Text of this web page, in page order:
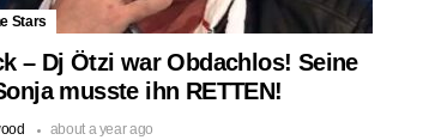
Stars
– Dj Ötzi war Obdachlos! Seine
musste ihn RETTEN!
about a year ago